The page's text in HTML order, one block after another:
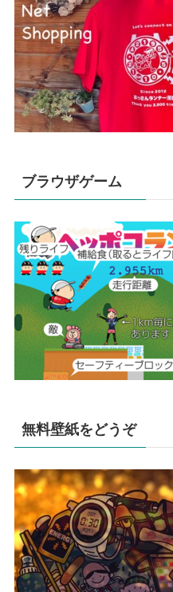
ブラウザゲーム
無料壁紙をどうぞ